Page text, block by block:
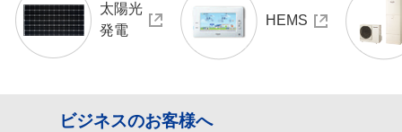
太陽光
発電
HEMS
ビジネスのお客様へ